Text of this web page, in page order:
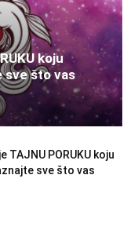
koju
sve što vas
TAJNU PORUKU koju
sve što vas